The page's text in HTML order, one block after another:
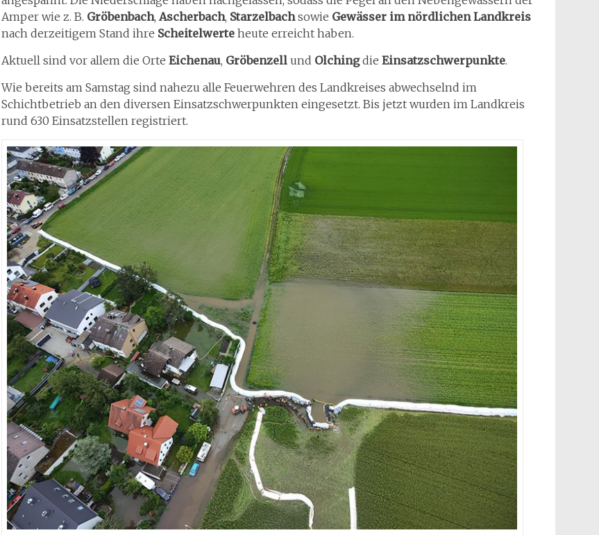
Amper wie z. B. Gröbenbach, Ascherbach, Starzelbachsowie Gewässer im nördlichen Landkreis
nach derzeitigem Stand ihre Scheitelwerteheute erreicht haben.
Aktuell sind vor allem die Orte Eichenau, Gröbenzellund Olchingdie Einsatzschwerpunkte.
Wie bereits am Samstag sind nahezu alle Feuerwehren des Landkreises abwechselnd im
Schichtbetrieb an den diversen Einsatzschwerpunkten eingesetzt. Bis jetzt wurden im Landkreis
rund 630 Einsatzstellen registriert.